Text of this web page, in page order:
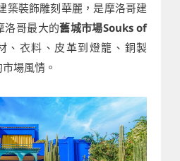
築裝飾雕刻華麗，是摩洛哥建
洛哥最大的舊城市場Souks of
、衣料、皮革到燈籠、銅製
場風情。